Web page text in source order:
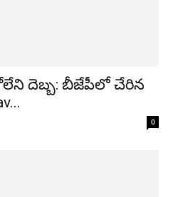
దెబ్బ: బీజేపీలో చేరిన
0